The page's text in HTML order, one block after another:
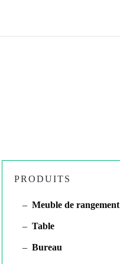
PRODUITS
Meuble de rangement
Table
Bureau